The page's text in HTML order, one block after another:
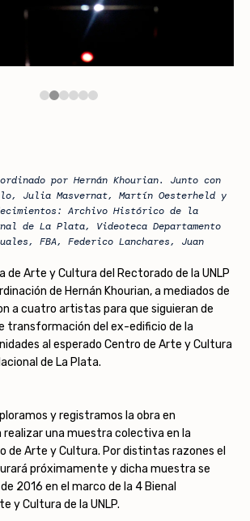
por Hernán Khourian. Junto con
Julia Masvernat, Martín Oesterheld y
Archivo Histórico de la
de La Plata, Videoteca Departamento
FBA, Federico Lanchares, Juan
de Arte y Cultura del Rectorado de la UNLP
de Hernán Khourian, a mediados de
a cuatro artistas para que siguieran de
transformación del ex-edificio de la
al esperado Centro de Arte y Cultura
de La Plata.
y registramos la obra en
una muestra colectiva en la
de Arte y Cultura. Por distintas razones el
próximamente y dicha muestra se
2016 en el marco de la 4 Bienal
y Cultura de la UNLP.